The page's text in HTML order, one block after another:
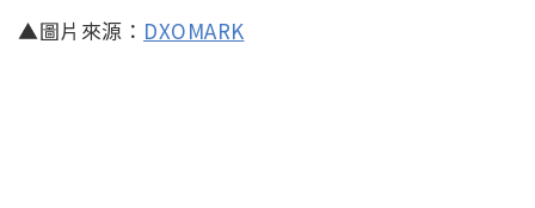
▲圖片來源： DXOMARK